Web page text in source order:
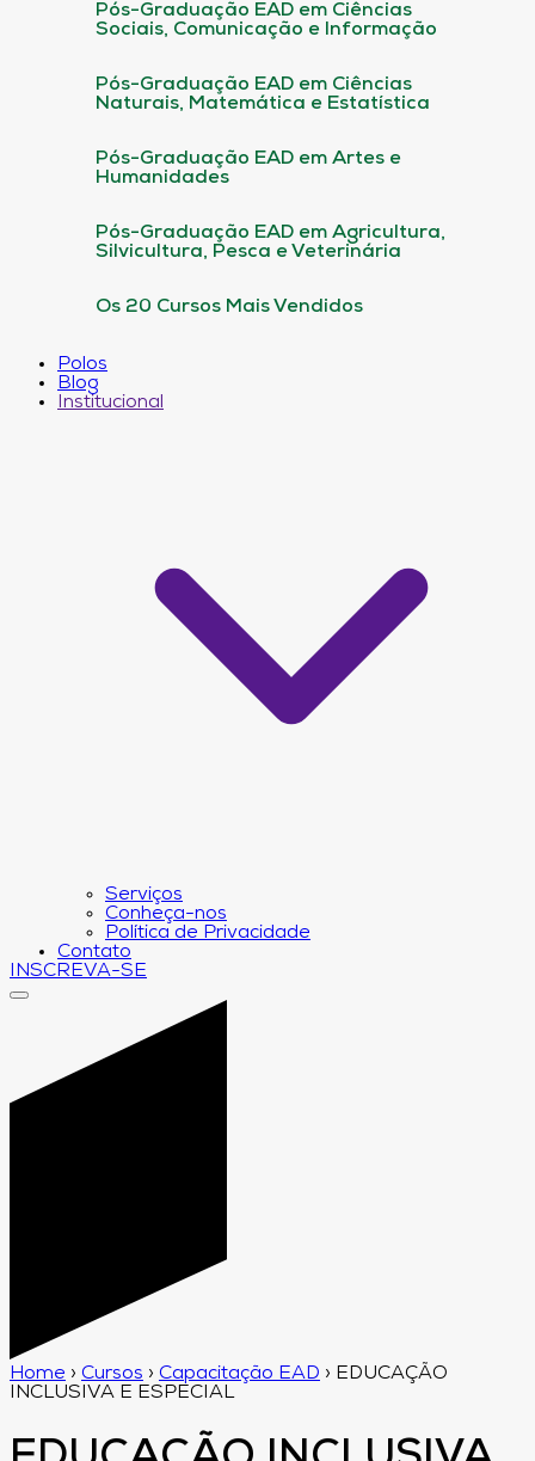
Pós-Graduação EAD em Ciências
Sociais, Comunicação e Informação
Pós-Graduação EAD em Ciências
Naturais, Matemática e Estatística
Pós-Graduação EAD em Artes e
Humanidades
Pós-Graduação EAD em Agricultura,
Silvicultura, Pesca e Veterinária
Os 20 Cursos Mais Vendidos
Polos
Blog
Institucional
Serviços
Conheça-nos
Política de Privacidade
Contato
INSCREVA-SE
Home › Cursos › Capacitação EAD › EDUCAÇÃO
INCLUSIVA E ESPECIAL